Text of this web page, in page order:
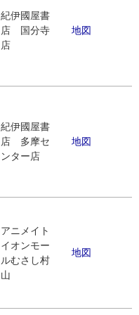
紀伊國屋書
店 国分寺
店
地図
紀伊國屋書
店 多摩セ
ンター店
地図
アニメイト
イオンモー
ルむさし村
山
地図